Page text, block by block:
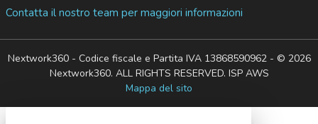
Contatta il nostro team per maggiori informazioni
Nextwork360 - Codice fiscale e Partita IVA 13868590962 - © 2026
Nextwork360. ALL RIGHTS RESERVED. ISP AWS
Mappa del sito